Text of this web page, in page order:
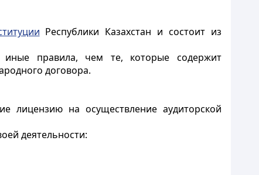
Республики Казахстан и состоит из
иные правила, чем те, которые содержит
договора.
лицензию на осуществление аудиторской
деятельности: